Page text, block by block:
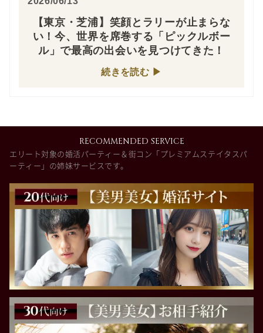
【東京・芝浦】笑顔とラリーが止まらな
い！今、世界を席巻する「ピックルボー
ル」で最高の出会いを見つけてきた！
続きを読む
RECOMMENDED SERVICE
エリート対象の婚活パーティー＆街コン「プレミアムステイタスパ
ーティー」の姉妹サービスです。